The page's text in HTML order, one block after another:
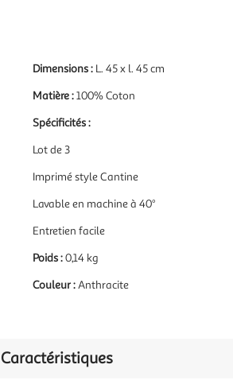
Dimensions : L. 45 x l. 45 cm
Matière :100% Coton
Spécificités :
Lot de 3
Imprimé style Cantine
Lavable en machine à 40°
Entretien facile
Poids :0,14 kg
Couleur :Anthracite
Caractéristiques